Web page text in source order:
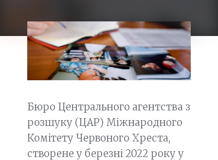
Бюро Центрального агентства з
розшуку (ЦАР) Міжнародного
Комітету Червоного Хреста,
створене у березні 2022 року у